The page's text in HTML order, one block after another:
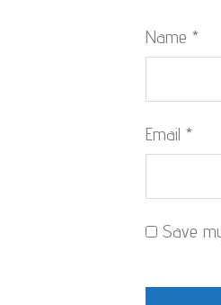
Name *
Email *
Save